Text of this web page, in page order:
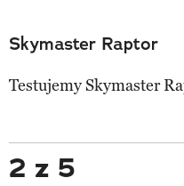
Skymaster Raptor
Testujemy Skymaster
2 z 5